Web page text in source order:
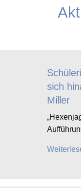
sich
Miller